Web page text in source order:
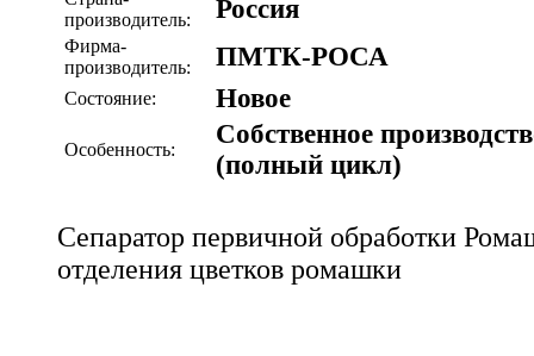
производитель:
Россия
Фирма-
производитель:
ПМТК-РОСА
Состояние: Новое
Особенность:
Собственное
(полный цикл)
Сепаратор первичной обработки
отделения цветков ромашки